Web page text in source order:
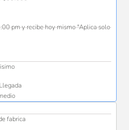
pm y recibe hoy mismo "Aplica solo
fabrica